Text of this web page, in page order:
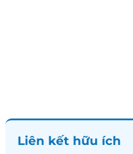
Liên kết hữu ích